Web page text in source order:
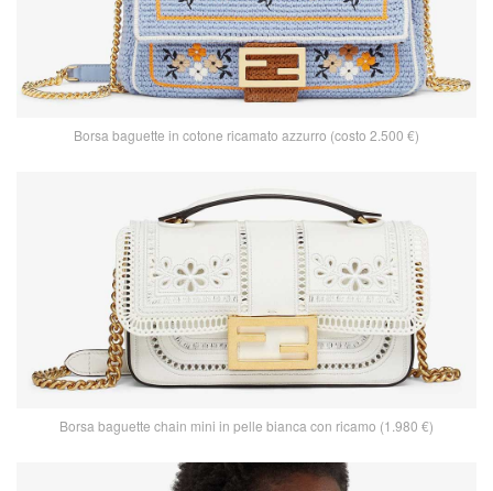
Borsa baguette in cotone ricamato azzurro (costo 2.500 €)
Borsa baguette chain mini in pelle bianca con ricamo (1.980 €)